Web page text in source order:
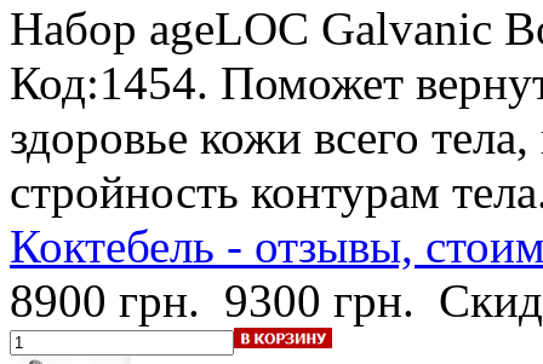
Набор ageLOC Galvanic
Код:1454. Поможет
здоровье кожи всего
стройность контурам
Коктебель - отзывы,
8900 грн. 9300 грн.